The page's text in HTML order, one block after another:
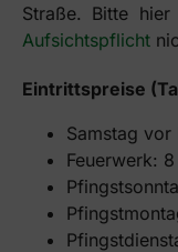
Straße. Bitte hier
Aufsichtspflicht
Eintrittspreise
Samstag vor
Feuerwerk: 8